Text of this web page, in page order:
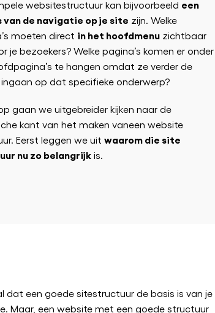
websitestructuur kan bijvoorbeeld een
van de navigatie op je site zijn. Welke
moeten direct in het hoofdmenuzichtbaar
je bezoekers? Welke pagina’s komen er onder
te hangen omdat ze verder de
op dat specifieke onderwerp?
gaan we uitgebreider kijken naar de
kant van het maken vaneen website
Eerst leggen we uit waarom die site
nu zo belangrijkis.
dat een goede sitestructuur de basis is van je
Maar, een website met een goede structuur